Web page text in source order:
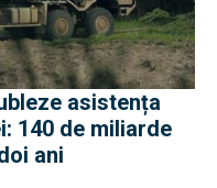
asistența
140 de miliarde
ani